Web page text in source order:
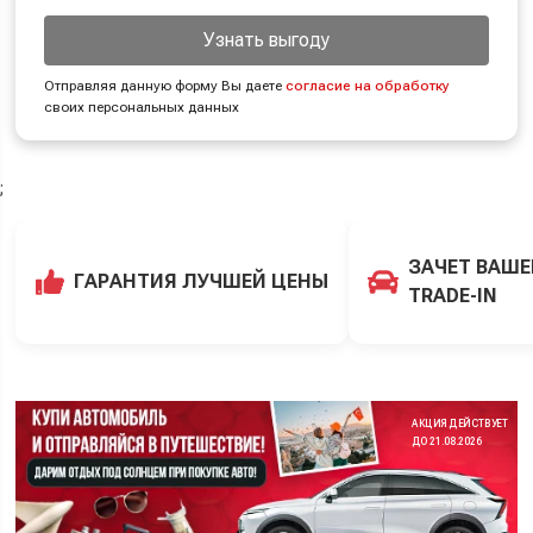
Узнать выгоду
Отправляя данную форму Вы даетесогласие на обработку
своих персональных данных
;
ГАРАНТИЯ ЛУЧШЕЙ ЦЕНЫ
ЗАЧЕТ
TRADE-IN
АКЦИЯ ДЕЙСТВУЕТ
ДО 21.08.2026